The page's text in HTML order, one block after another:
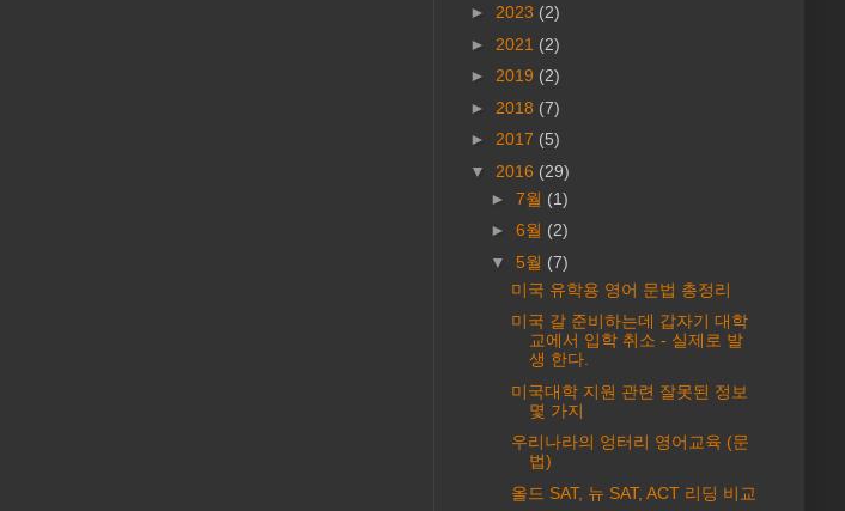
► 2023 (2)
► 2021 (2)
► 2019 (2)
► 2018 (7)
► 2017 (5)
▼ 2016 (29)
► 7월 (1)
► 6월 (2)
▼ 5월 (7)
미국 유학용 영어 문법 총정리
미국 갈 준비하는데 갑자기 대학
교에서 입학 취소 - 실제로 발
생 한다.
미국대학 지원 관련 잘못된 정보
몇 가지
우리나라의 엉터리 영어교육 (문
법)
올드 SAT, 뉴 SAT, ACT 리딩 비교